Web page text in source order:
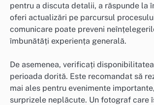
pentru a discuta detalii, a răspunde la
oferi actualizări pe parcursul
comunicare poate preveni
îmbunătăți experiența generală.
De asemenea, verificați
perioada dorită. Este recomandat să
mai ales pentru evenimente
surprizele neplăcute. Un fotograf care